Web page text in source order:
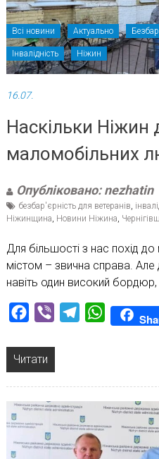
Всі новини Актуально
Інвалідність Ніжин
16.07.
Наскільки Ніжин
маломобільних
Опубліковано: nezhatin
безбар'єрність для ветеранів,
Ніжинщина, Новини Ніжина,
Для більшості з нас похід до
містом – звична справа.
навіть один високий бордюр,
Facebook
Viber TelegramWhatsApp
Читати